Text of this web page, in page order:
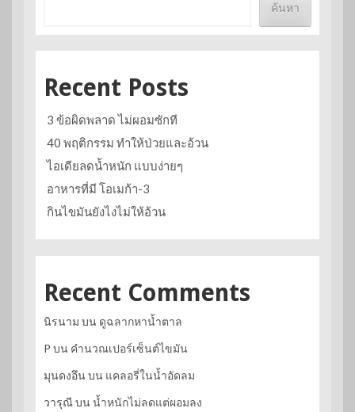
ค้นหา
Recent Posts
3 ข้อผิดพลาด ไม่ผอมซักที
40 พฤติกรรม ทำให้ป่วยและอ้วน
ไอเดียลดน้ำหนัก แบบง่ายๆ
อาหารที่มี โอเมก้า-3
กินไขมันยังไงไม่ให้อ้วน
Recent Comments
นิรนาม บน ดูฉลากหาน้ำตาล
P บน คำนวณเปอร์เซ็นต์ไขมัน
มุนดงอึน บน แคลอรี่ในน้ำอัดลม
วารุณีบน น้ำหนักไม่ลดแต่ผอมลง